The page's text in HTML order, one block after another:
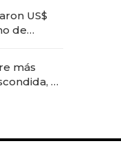
US$
de
más
el